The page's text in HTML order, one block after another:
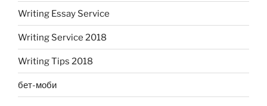
Writing Essay Service
Writing Service 2018
Writing Tips 2018
бет-моби